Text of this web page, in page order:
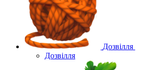
Дозвілля
Дозвілля